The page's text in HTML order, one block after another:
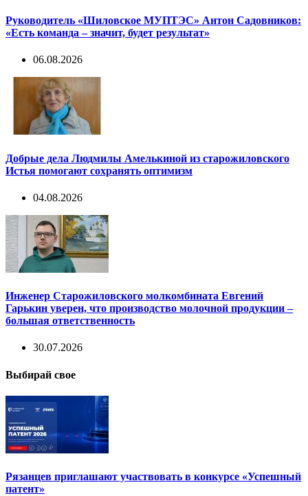
Руководитель «Шиловское МУПТЭС» Антон Садовников:
«Есть команда – значит, будет результат»
06.08.2026
Добрые дела Людмилы Амелькиной из старожиловского
Истья помогают сохранять оптимизм
04.08.2026
Инженер Старожиловского молкомбината Евгений
Гарькин уверен, что производство молочной продукции –
большая ответственность
30.07.2026
Выбирай свое
Рязанцев приглашают участвовать в конкурсе «Успешный
патент»